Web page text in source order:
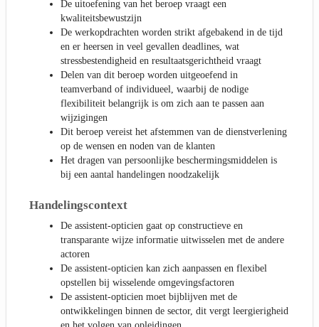
De uitoefening van het beroep vraagt een
kwaliteitsbewustzijn
De werkopdrachten worden strikt afgebakend in de tijd
en er heersen in veel gevallen deadlines, wat
stressbestendigheid en resultaatsgerichtheid vraagt
Delen van dit beroep worden uitgeoefend in
teamverband of individueel, waarbij de nodige
flexibiliteit belangrijk is om zich aan te passen aan
wijzigingen
Dit beroep vereist het afstemmen van de dienstverlening
op de wensen en noden van de klanten
Het dragen van persoonlijke beschermingsmiddelen is
bij een aantal handelingen noodzakelijk
Handelingscontext
De assistent-opticien gaat op constructieve en
transparante wijze informatie uitwisselen met de andere
actoren
De assistent-opticien kan zich aanpassen en flexibel
opstellen bij wisselende omgevingsfactoren
De assistent-opticien moet bijblijven met de
ontwikkelingen binnen de sector, dit vergt leergierigheid